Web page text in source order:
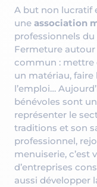
A but non lucratif
une association
professionnels du
Fermeture autour
commun : mettre
un matériau,
l’emploi…
bénévoles sont
représenter le
traditions et son
professionnel,
menuiserie, c’est
d’entreprises
aussi développer